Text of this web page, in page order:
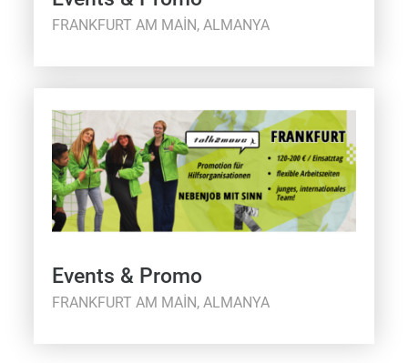
FRANKFURT AM MAIN, ALMANYA
Events & Promo
FRANKFURT AM MAIN, ALMANYA